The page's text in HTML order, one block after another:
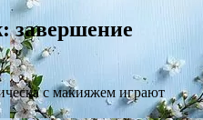
завершение
с макияжем играют